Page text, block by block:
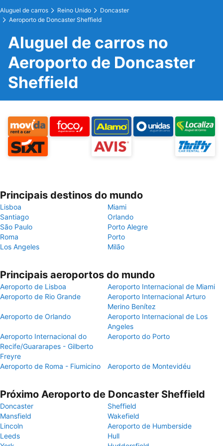
Aluguel de carros Reino Unido
Doncaster
Aeroporto de Doncaster Sheffield
Aluguel de carros no
Aeroporto de Doncaster
Sheffield
Principais destinos do mundo
Lisboa
Miami
Santiago
Orlando
São Paulo
Porto Alegre
Roma
Porto
Los Angeles
Milão
Principais aeroportos do mundo
Aeroporto de Lisboa
Aeroporto Internacional de Miami
Aeroporto de Rio Grande
Aeroporto Internacional Arturo
Merino Benítez
Aeroporto de Orlando
Aeroporto Internacional de Los
Angeles
Aeroporto Internacional do
Recife/Guararapes - Gilberto
Freyre
Aeroporto do Porto
Aeroporto de Roma - Fiumicino Aeroporto de Montevidéu
Próximo Aeroporto de Doncaster Sheffield
Doncaster
Sheffield
Mansfield
Wakefield
Lincoln
Aeroporto de Humberside
Leeds
Hull